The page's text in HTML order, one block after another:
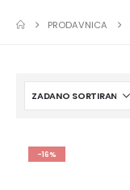
PRODAVNICA
-16%